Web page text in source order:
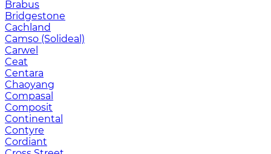
Brabus
Bridgestone
Cachland
Camso (Solideal)
Carwel
Ceat
Centara
Chaoyang
Compasal
Composit
Continental
Contyre
Cordiant